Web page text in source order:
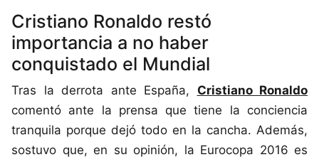
Cristiano Ronaldo restó
importancia a no haber
conquistado el Mundial
Tras la derrota ante España, Cristiano Ronaldo
comentó ante la prensa que tiene la conciencia
tranquila porque dejó todo en la cancha. Además,
sostuvo que, en su opinión, la Eurocopa 2016 es